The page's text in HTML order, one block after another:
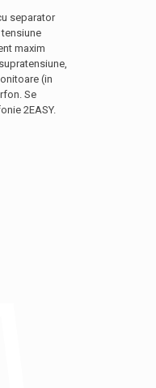
separator
maxim
(in
Se
2EASY.